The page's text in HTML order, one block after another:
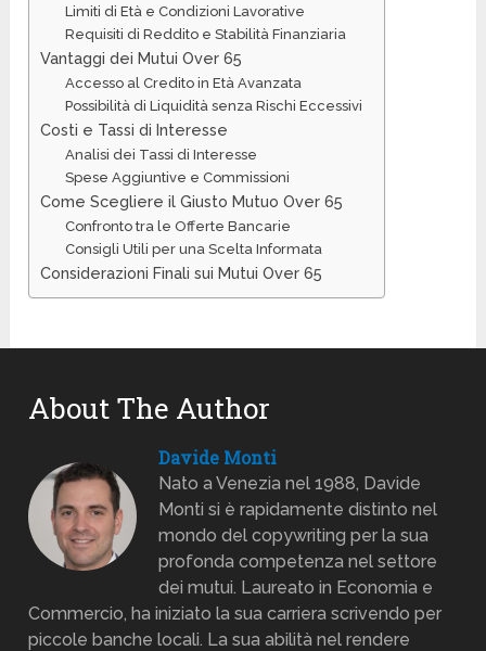
Limiti di Età e Condizioni Lavorative
Requisiti di Reddito e Stabilità Finanziaria
Vantaggi dei Mutui Over 65
Accesso al Credito in Età Avanzata
Possibilità di Liquidità senza Rischi Eccessivi
Costi e Tassi di Interesse
Analisi dei Tassi di Interesse
Spese Aggiuntive e Commissioni
Come Scegliere il Giusto Mutuo Over 65
Confronto tra le Offerte Bancarie
Consigli Utili per una Scelta Informata
Considerazioni Finali sui Mutui Over 65
About The Author
Davide Monti
Nato a Venezia nel 1988, Davide
Monti si è rapidamente distinto nel
mondo del copywriting per la sua
profonda competenza nel settore
dei mutui. Laureato in Economia e
Commercio, ha iniziato la sua carriera scrivendo per
piccole banche locali. La sua abilità nel rendere